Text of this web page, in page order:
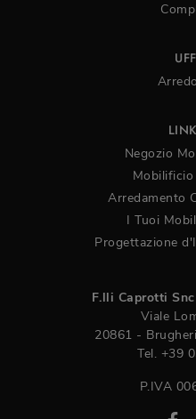
Negozio
Arredamento
I Tuoi
Progettazione
F.lli Caprotti
Viale
20861 -
Tel. +39
P.IVA